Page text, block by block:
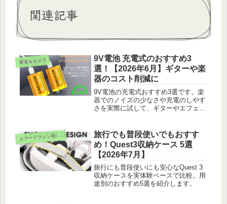
関連記事
家電＆カメラ
9V電池 充電式のおすすめ3
選！【2026年6月】ギターや楽
器のコスト削減に
9V電池の充電式おすすめ3選です。楽
器でのノイズの少なさや充電のしやす
さを実際に試して、ギターやエフェク
スマートフォン用VRゴーグル
旅行でも普段使いでもおすす
め！Quest3収納ケース 5選
【2026年7月】
旅行にも普段使いにも安心なQuest 3
収納ケースを実体験ベースで比較。用
途別のおすすめ5選を紹介します。